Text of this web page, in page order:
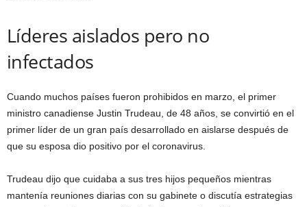
Líderes aislados pero no
infectados
Cuando muchos países fueron prohibidos en marzo, el primer
ministro canadiense Justin Trudeau, de 48 años, se convirtió en el
primer líder de un gran país desarrollado en aislarse después de
que su esposa dio positivo por el coronavirus.
Trudeau dijo que cuidaba a sus tres hijos pequeños mientras
mantenía reuniones diarias con su gabinete o discutía estrategias